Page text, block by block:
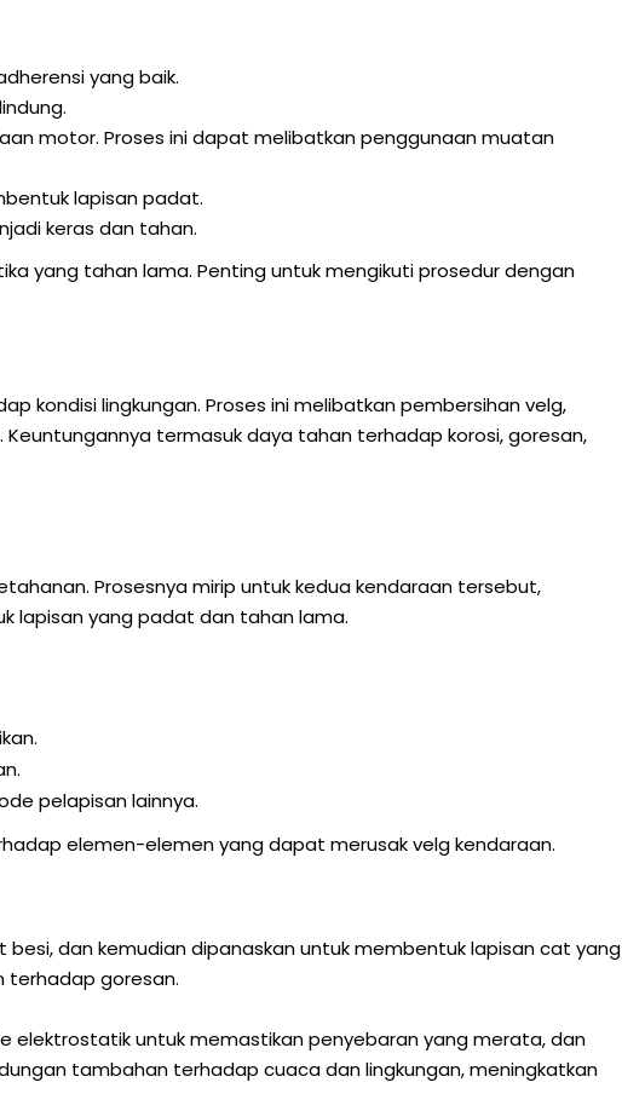
yang baik.
motor. Proses ini dapat melibatkan penggunaan muatan
lapisan padat.
keras dan tahan.
yang tahan lama. Penting untuk mengikuti prosedur dengan
kondisi lingkungan. Proses ini melibatkan pembersihan velg,
termasuk daya tahan terhadap korosi, goresan,
Prosesnya mirip untuk kedua kendaraan tersebut,
lapisan yang padat dan tahan lama.
pelapisan lainnya.
elemen-elemen yang dapat merusak velg kendaraan.
dan kemudian dipanaskan untuk membentuk lapisan cat yang
terhadap goresan.
elektrostatik untuk memastikan penyebaran yang merata, dan
tambahan terhadap cuaca dan lingkungan, meningkatkan